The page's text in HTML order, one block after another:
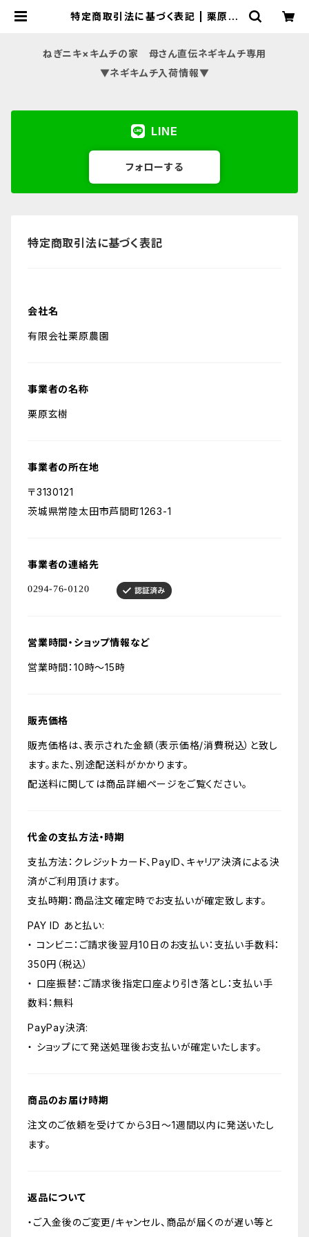
特定商取引法に基づく表記 | 栗原農
ねぎニキ×キムチの家 母さん直伝ネギキムチ専用
▼ネギキムチ入荷情報▼
LINE
フォローする
特定商取引法に基づく表記
会社名
有限会社栗原農園
事業者の名称
栗原玄樹
事業者の所在地
〒3130121
茨城県常陸太田市芦間町1263-1
事業者の連絡先
営業時間・ショップ情報など
営業時間：10時～15時
販売価格
販売価格は、表示された金額（表示価格/消費税込）と致し
ます。また、別途配送料がかかります。
配送料に関しては商品詳細ページをご覧ください。
代金の支払方法・時期
支払方法：クレジットカード、PayID、キャリア決済による決
済がご利用頂けます。
支払時期：商品注文確定時でお支払いが確定致します。
PAY ID あと払い:
・ コンビニ：ご請求後翌月10日のお支払い：支払い手数料：
350円（税込）
・ 口座振替：ご請求後指定口座より引き落とし：支払い手
数料：無料
PayPay決済:
・ ショップにて発送処理後お支払いが確定いたします。
商品のお届け時期
注文のご依頼を受けてから3日〜1週間以内に発送いたし
ます。
返品について
・ご入金後のご変更/キャンセル、商品が届くのが遅い等と